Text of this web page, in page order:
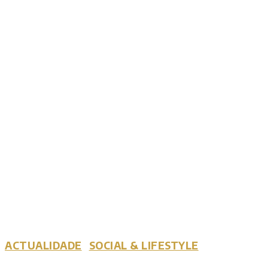
ACTUALIDADE SOCIAL & LIFESTYLE